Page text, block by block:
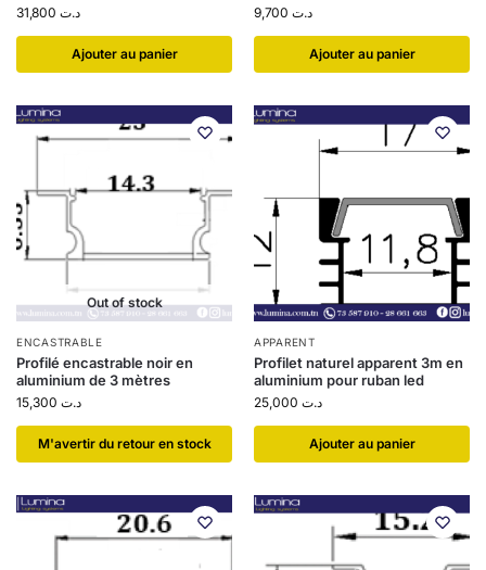
د.ت
Ajouter au panier
د.ت
Ajouter au panier
Out of stock
ENCASTRABLE
Profilé encastrable noir en
aluminium de 3 mètres
د.ت
​M'avertir du retour en stock
APPARENT
Profilet naturel apparent 3m en
aluminium pour ruban led
د.ت
Ajouter au panier